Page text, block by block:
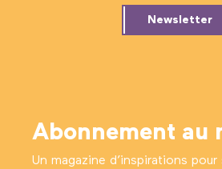
Newsletter
Abonnement au
Un magazine d’inspirations